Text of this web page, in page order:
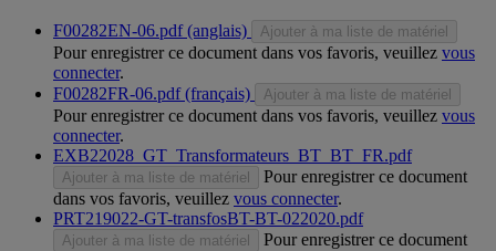
F00282EN-06.pdf (anglais) Ajouter à ma liste de matériel
Pour enregistrer ce document dans vos favoris, veuillez vous
connecter.
F00282FR-06.pdf (français)
Ajouter à ma liste de matériel
Pour enregistrer ce document dans vos favoris, veuillez vous
connecter.
EXB22028_GT_Transformateurs_BT_BT_FR.pdf
Ajouter à ma liste de matériel
Pour enregistrer ce document
dans vos favoris, veuillez vous connecter.
PRT219022-GT-transfosBT-BT-022020.pdf
Ajouter à ma liste de matériel
Pour enregistrer ce document